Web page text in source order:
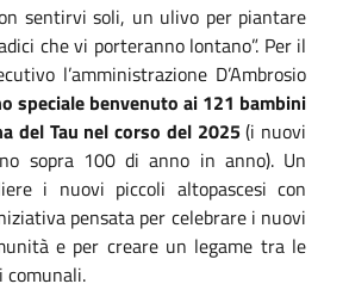
sentirvi soli, un ulivo per piantare
che vi porteranno lontano”. Per il
l’amministrazione D’Ambrosio
speciale benvenuto ai 121 bambini
del Tau nel corso del 2025(i nuovi
sopra 100 di anno in anno). Un
i nuovi piccoli altopascesi con
pensata per celebrare i nuovi
e per creare un legame tra le
comunali.